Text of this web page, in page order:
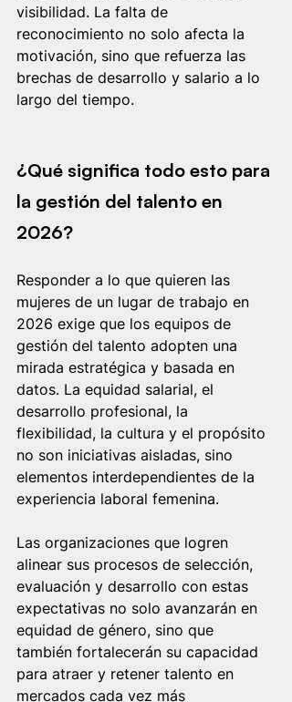
visibilidad. La falta de
reconocimiento no solo afecta la
motivación, sino que refuerza las
brechas de desarrollo y salario a lo
largo del tiempo.
¿Qué significa todo esto para
la gestión del talento en
2026?
Responder a lo que quieren las
mujeres de un lugar de trabajo en
2026 exige que los equipos de
gestión del talento adopten una
mirada estratégica y basada en
datos. La equidad salarial, el
desarrollo profesional, la
flexibilidad, la cultura y el propósito
no son iniciativas aisladas, sino
elementos interdependientes de la
experiencia laboral femenina.
Las organizaciones que logren
alinear sus procesos de selección,
evaluación y desarrollo con estas
expectativas no solo avanzarán en
equidad de género, sino que
también fortalecerán su capacidad
para atraer y retener talento en
mercados cada vez más